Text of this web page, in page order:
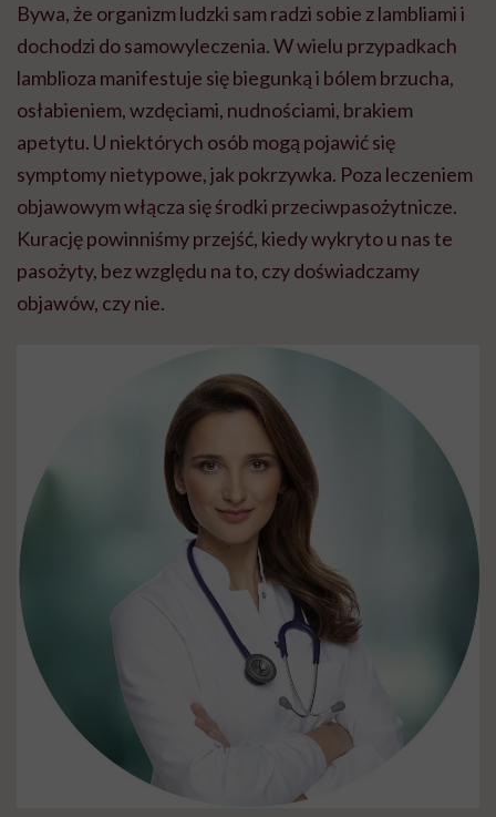
Bywa, że organizm ludzki sam radzi sobie z lambliami i
dochodzi do samowyleczenia. W wielu przypadkach
lamblioza manifestuje się biegunką i bólem brzucha,
osłabieniem, wzdęciami, nudnościami, brakiem
apetytu. U niektórych osób mogą pojawić się
symptomy nietypowe, jak pokrzywka. Poza leczeniem
objawowym włącza się środki przeciwpasożytnicze.
Kurację powinniśmy przejść, kiedy wykryto u nas te
pasożyty, bez względu na to, czy doświadczamy
objawów, czy nie.